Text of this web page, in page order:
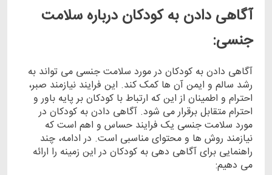
آگاهی دادن به کودکان درباره سلامت
جنسی:
آگاهی دادن به کودکان در مورد سلامت جنسی می ‌تواند به
رشد سالم و ایمن آن ‌ها کمک کند. این فرایند نیازمند صبر،
احترام و اطمینان از این که ارتباط با کودکان بر پایه باور و
احترام متقابل برقرار می ‌شود. آگاهی دادن به کودکان در
مورد سلامت جنسی یک فرایند حساس و اهم است که
نیازمند روش ‌ها و محتوای مناسبی است. در ادامه، چند
راهنمایی برای آگاهی‌ دهی به کودکان در این زمینه را ارائه
می ‌دهیم: